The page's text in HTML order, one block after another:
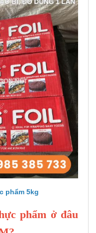
phẩm 5kg
phẩm ở đâu